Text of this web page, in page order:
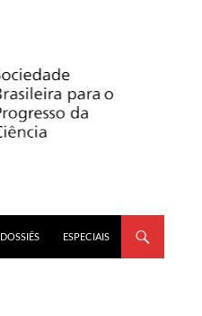
DOSSIÊS ESPECIAIS